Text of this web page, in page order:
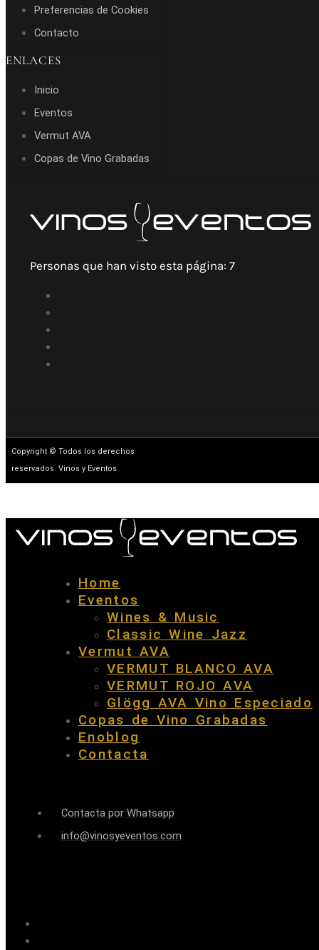
Preferencias de Cookies
Contacto
ENLACES
Inicio
Eventos
Vermut AVA
Copas de Vino Grabadas
Personas que han visto esta página: 7
Copyright © Todos los derechos
reservados. Vinos y Eventos
Home
Eventos
Wines & Music
Classic Wine Jazz
Vermut AVA
VERMUT BLANCO AVA
VERMUT ROJO AVA
Glögg AVA Vino Especiado
Copas de Vino Grabadas
Enoblog
Contacta
Contacta por Whatsapp
info@vinosyeventos.com